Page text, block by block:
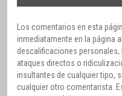
Los comentarios en esta
inmediatamente en la página
descalificaciones
ataques directos o
insultantes de cualquier tipo,
cualquier otro comentarista.